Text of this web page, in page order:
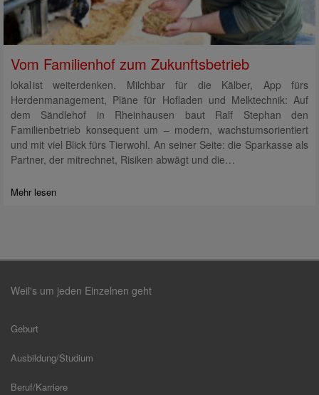
Vom Familienhof zum Zukunftsbetrieb
lokal ist weiterdenken. Milchbar für die Kälber, App fürs
Herdenmanagement, Pläne für Hofladen und Melktechnik: Auf
dem Sändlehof in Rheinhausen baut Ralf Stephan den
Familienbetrieb konsequent um – modern, wachstumsorientiert
und mit viel Blick fürs Tierwohl. An seiner Seite: die Sparkasse als
Partner, der mitrechnet, Risiken abwägt und die…
Mehr lesen
Weil's um jeden Einzelnen geht
Geburt
Ausbildung/Studium
Beruf/Karriere